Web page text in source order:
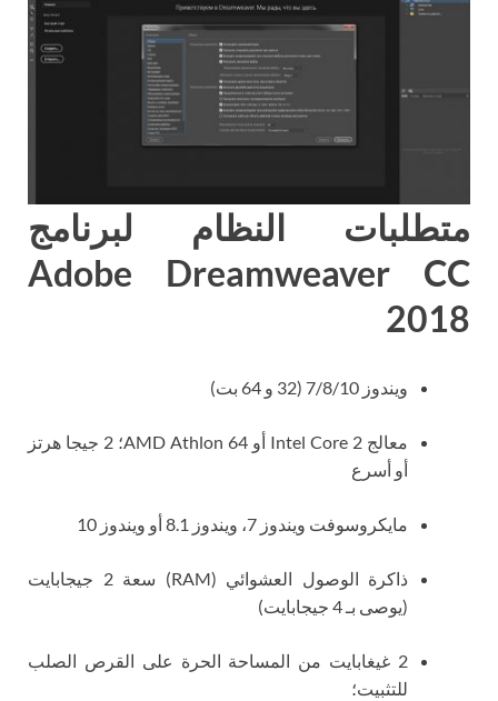
متطلبات النظام لبرنامج
Adobe Dreamweaver CC
2018
ويندوز 7/8/10 (32 و 64 بت)
معالج Intel Core 2 أو AMD Athlon 64؛ 2 جيجا هرتز
أو أسرع
مايكروسوفت ويندوز 7، ويندوز 8.1 أو ويندوز 10
ذاكرة الوصول العشوائي (RAM) سعة 2 جيجابايت
(يوصى بـ 4 جيجابايت)
2 غيغابايت من المساحة الحرة على القرص الصلب
للتثبيت؛